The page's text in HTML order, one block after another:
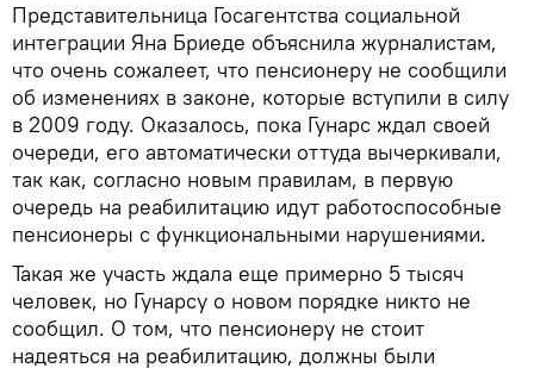
Представительница Госагентства социальной
интеграции Яна Бриеде объяснила журналистам,
что очень сожалеет, что пенсионеру не сообщили
об изменениях в законе, которые вступили в силу
в 2009 году. Оказалось, пока Гунарс ждал своей
очереди, его автоматически оттуда вычеркивали,
так как, согласно новым правилам, в первую
очередь на реабилитацию идут работоспособные
пенсионеры с функциональными нарушениями.
Такая же участь ждала еще примерно 5 тысяч
человек, но Гунарсу о новом порядке никто не
сообщил. О том, что пенсионеру не стоит
надеяться на реабилитацию, должны были